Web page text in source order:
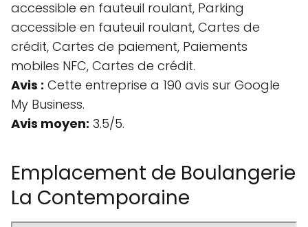
accessible en fauteuil roulant, Parking
accessible en fauteuil roulant, Cartes de
crédit, Cartes de paiement, Paiements
mobiles NFC, Cartes de crédit.
Avis : Cette entreprise a 190 avis sur Google
My Business.
Avis moyen: 3.5/5.
Emplacement de Boulangerie
La Contemporaine